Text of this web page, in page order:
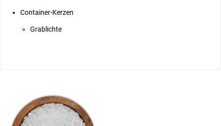
Container-Kerzen
Grablichte